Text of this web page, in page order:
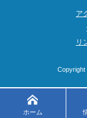
ホーム
ア
リ
Copyright